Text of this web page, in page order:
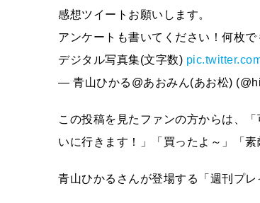
感想ツイートお願いします。
アンケートも書いてください！何枚
デジタル写真集(文字数)
— 青山ひかる@あおみん(あお松)
この投稿を見たファンの方からは、
いに行きます！」「買ったよ～」「
青山ひかるさんが登場する「週刊プレ